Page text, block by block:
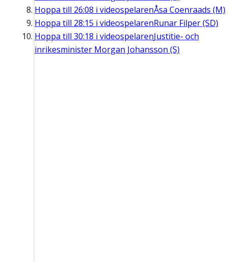
Hoppa till 26:08 i videospelarenÅsa Coenraads (M)
Hoppa till 28:15 i videospelarenRunar Filper (SD)
Hoppa till 30:18 i videospelarenJustitie- och
inrikesminister Morgan Johansson (S)